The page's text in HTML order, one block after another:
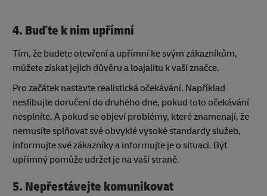
4. Buďte k nim upřímní
Tím, že budete otevření a upřímní ke svým zákazníkům,
můžete získat jejich důvěru a loajalitu k vaší značce.
Pro začátek nastavte realistická očekávání. Například
neslibujte doručení do druhého dne, pokud toto očekávání
nesplníte. A pokud se objeví problémy, které znamenají, že
nemusíte splňovat své obvyklé vysoké standardy služeb,
informujte své zákazníky a informujte je o situaci. Být
upřímný pomůže udržet je na vaší straně.
5. Nepřestávejte komunikovat